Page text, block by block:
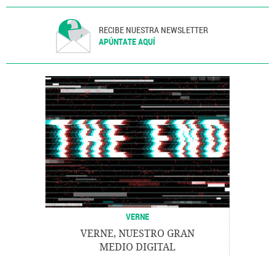
RECIBE NUESTRA NEWSLETTER
APÚNTATE AQUÍ
VERNE
VERNE, NUESTRO GRAN
MEDIO DIGITAL